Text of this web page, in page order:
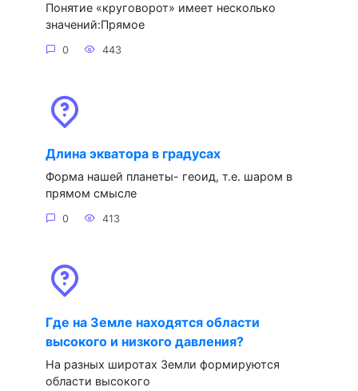
Понятие «круговорот» имеет несколько
значений:Прямое
0 443
Длина экватора в градусах
Форма нашей планеты- геоид, т.е. шаром в
прямом смысле
0 413
Где на Земле находятся области
высокого и низкого давления?
На разных широтах Земли формируются
области высокого